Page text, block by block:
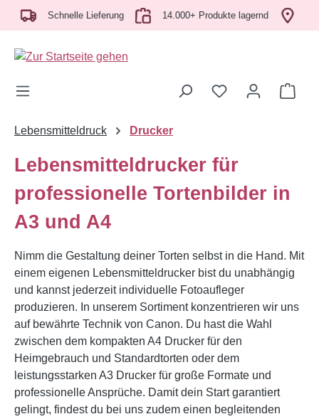
Zum Hauptinhalt springen
Schnelle Lieferung 14.000+ Produkte lagernd
Lebensmitteldruck Drucker
Lebensmitteldrucker für
professionelle Tortenbilder in
A3 und A4
Nimm die Gestaltung deiner Torten selbst in die Hand. Mit
einem eigenen Lebensmitteldrucker bist du unabhängig
und kannst jederzeit individuelle Fotoaufleger
produzieren. In unserem Sortiment konzentrieren wir uns
auf bewährte Technik von Canon. Du hast die Wahl
zwischen dem kompakten A4 Drucker für den
Heimgebrauch und Standardtorten oder dem
leistungsstarken A3 Drucker für große Formate und
professionelle Ansprüche. Damit dein Start garantiert
gelingt, findest du bei uns zudem einen begleitenden